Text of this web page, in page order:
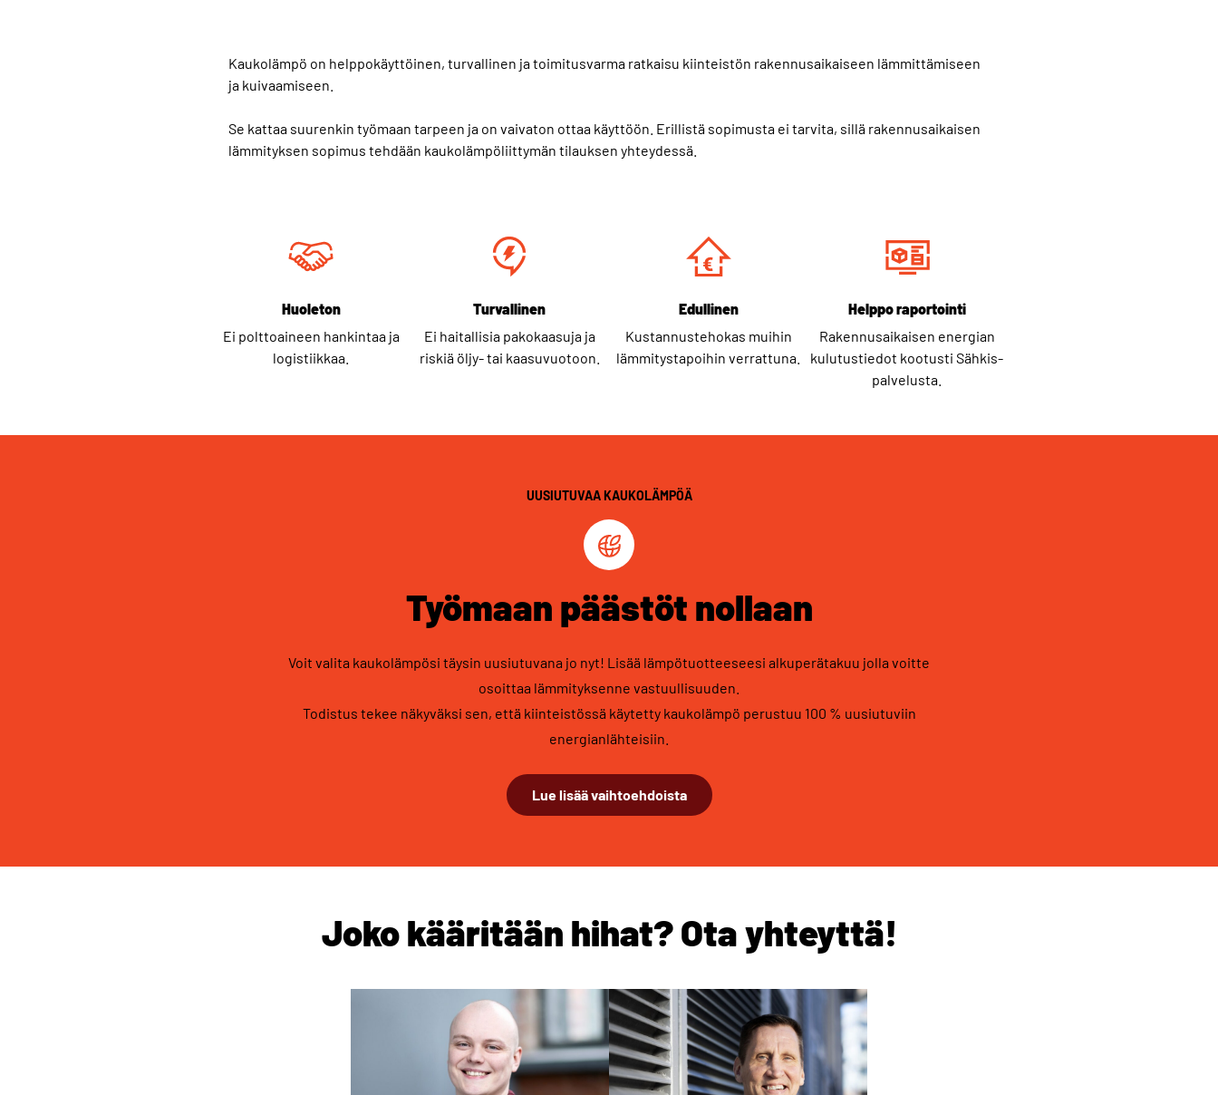
Kaukolämpö on helppokäyttöinen, turvallinen ja toimitusvarma ratkaisu kiinteistön rakennusaikaiseen lämmittämiseen
ja kuivaamiseen.
Se kattaa suurenkin työmaan tarpeen ja on vaivaton ottaa käyttöön. Erillistä sopimusta ei tarvita, sillä rakennusaikaisen
lämmityksen sopimus tehdään kaukolämpöliittymän tilauksen yhteydessä.
Huoleton
Ei polttoaineen hankintaa ja
logistiikkaa.
Turvallinen
Ei haitallisia pakokaasuja ja
riskiä öljy- tai kaasuvuotoon.
Edullinen
Kustannustehokas muihin
lämmitystapoihin verrattuna.
Helppo raportointi
Rakennusaikaisen energian
kulutustiedot kootusti Sähkis-
palvelusta.
UUSIUTUVAA KAUKOLÄMPÖÄ
Työmaan päästöt nollaan
Voit valita kaukolämpösi täysin uusiutuvana jo nyt! Lisää lämpötuotteeseesi alkuperätakuu jolla voitte
osoittaa lämmityksenne vastuullisuuden.
Todistus tekee näkyväksi sen, että kiinteistössä käytetty kaukolämpö perustuu 100 % uusiutuviin
energianlähteisiin.
Lue lisää vaihtoehdoista
Joko kääritään hihat? Ota yhteyttä!